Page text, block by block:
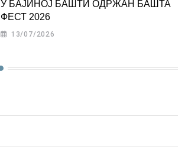
У БАЈИНОЈ БАШТИ ОДРЖАН БАШТА
ФЕСТ 2026
13/07/2026